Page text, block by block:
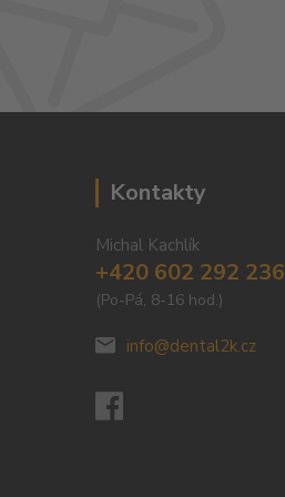
Kontakty
Michal Kachlík
+420 602 292 236
(Po-Pá, 8-16 hod.)
info@dental2k.cz